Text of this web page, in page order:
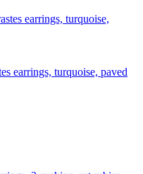
earrings, turquoise, paved